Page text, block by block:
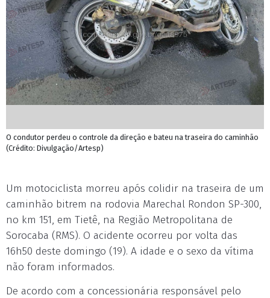
O condutor perdeu o controle da direção e bateu na traseira do caminhão
(Crédito: Divulgação/Artesp)
Um motociclista morreu após colidir na traseira de um
caminhão bitrem na rodovia Marechal Rondon SP-300,
no km 151, em Tietê, na Região Metropolitana de
Sorocaba (RMS). O acidente ocorreu por volta das
16h50 deste domingo (19). A idade e o sexo da vítima
não foram informados.
De acordo com a concessionária responsável pelo